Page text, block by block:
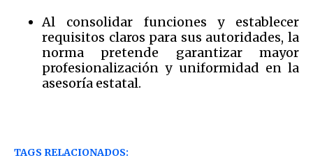
Al consolidar funciones y establecer
requisitos claros para sus autoridades, la
norma pretende garantizar mayor
profesionalización y uniformidad en la
asesoría estatal.
TAGS RELACIONADOS: